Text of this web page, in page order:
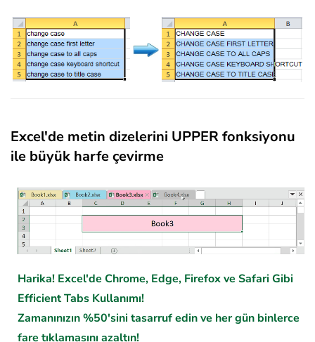
Excel'de metin dizelerini UPPER fonksiyonu
ile büyük harfe çevirme
Harika! Excel'de Chrome, Edge, Firefox ve Safari Gibi
Efficient Tabs Kullanımı!
Zamanınızın %50'sini tasarruf edin ve her gün binlerce
fare tıklamasını azaltın!